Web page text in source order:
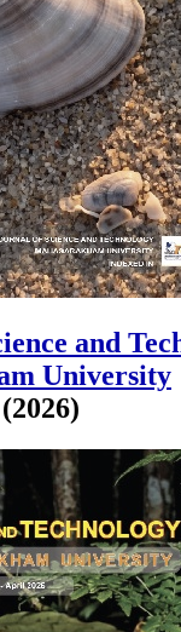
and
University